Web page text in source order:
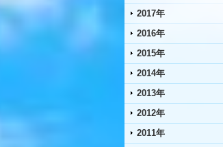
2017年
2016年
2015年
2014年
2013年
2012年
2011年